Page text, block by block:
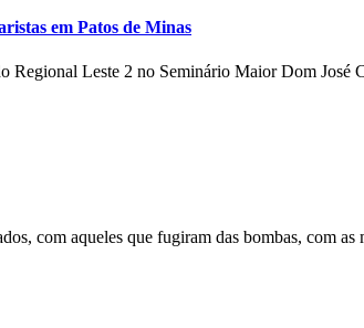
em Patos de Minas
Regional Leste 2 no Seminário Maior Dom José
com aqueles que fugiram das bombas, com as